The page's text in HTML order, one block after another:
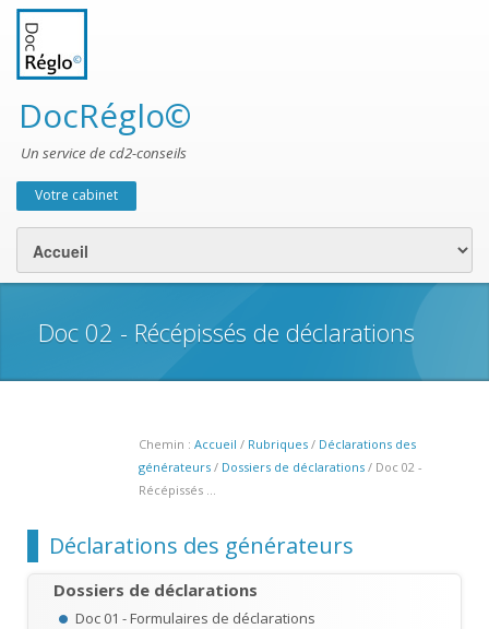
DocRéglo©
Un service de cd2-conseils
Menu secondaire
Votre cabinet
Doc 02 - Récépissés de déclarations
Chemin :
Chemin
Accueil / Rubriques/ Déclarations des
générateurs/ Dossiers de déclarations/ Doc 02 -
Récépissés ...
Déclarations des générateurs
Dossiers de déclarations
Doc 01 - Formulaires de déclarations